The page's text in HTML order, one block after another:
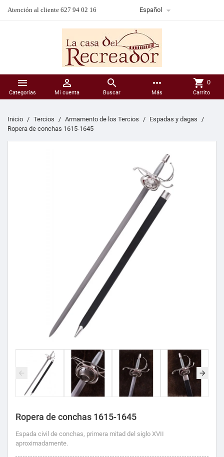
Atención al cliente 627 94 02 16 Español 

Categorías

Mi cuenta

Buscar
more_horiz
Más
shopping_cart 0
Carrito
Inicio Tercios Armamento de los Tercios
Espadas y dagas
Ropera de conchas 1615-1645
Ropera de conchas 1615-1645
Espada civil de conchas, primera mitad del siglo XVII
aproximadamente.